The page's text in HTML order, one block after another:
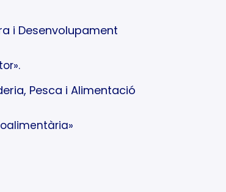
i Desenvolupament
Pesca i Alimentació